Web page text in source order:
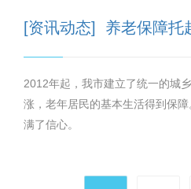
[资讯动态] 养老保障托
2012年起，我市建立了统一的城
涨，老年居民的基本生活得到保
满了信心。